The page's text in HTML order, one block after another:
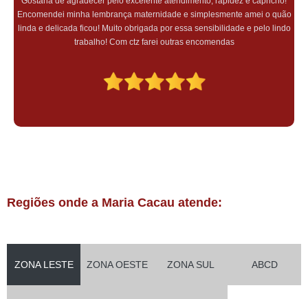
Encomendei minha lembrança maternidade e simplesmente amei o quão
linda e delicada ficou! Muito obrigada por essa sensibilidade e pelo lindo
trabalho! Com ctz farei outras encomendas
Regiões onde a Maria Cacau atende:
ZONA LESTE ZONA OESTE ZONA SUL ABCD